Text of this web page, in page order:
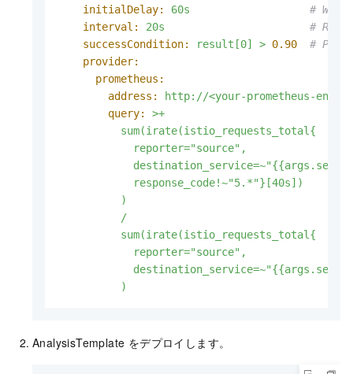
initialDelay:
60s
#
interval:
20s
# Re-
successCondition:
result[0] > 0.90
#
provider:
prometheus:
address:
http://<your-prometheus-
query:
>+
          sum(irate(istio_requests_total{
            reporter="source",
            response_code!~"5.*"}[40s])
          )
          /
          sum(irate(istio_requests_total{
            reporter="source",
          )
AnalysisTemplate をデプロイします。